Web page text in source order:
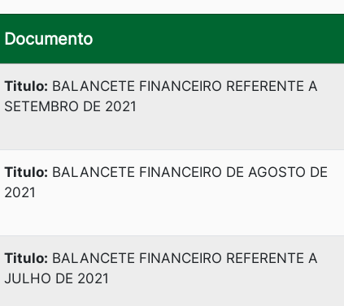
Documento
Titulo: BALANCETE FINANCEIRO REFERENTE A
SETEMBRO DE 2021
Titulo: BALANCETE FINANCEIRO DE AGOSTO DE
2021
Titulo: BALANCETE FINANCEIRO REFERENTE A
JULHO DE 2021